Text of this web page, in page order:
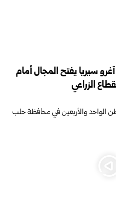
سيريا يفتح المجال أمام
الزراعي